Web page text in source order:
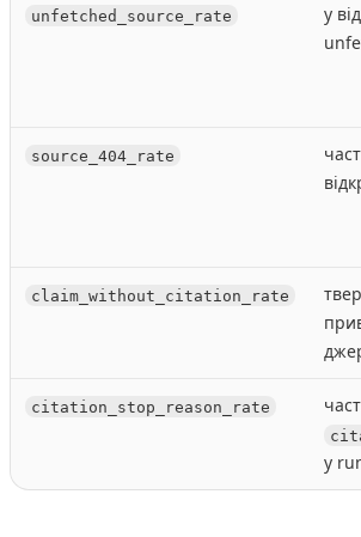
unfetched_source_rate
у
source_404_rate
claim_without_citation_rate
citation_stop_reason_rate
у